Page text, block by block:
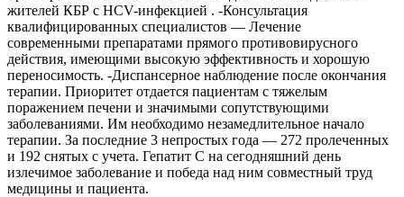
жителей КБР с НСV-инфекцией . -Консультация
квалифицированных специалистов — Лечение
современными препаратами прямого противовирусного
действия, имеющими высокую эффективность и хорошую
переносимость. -Диспансерное наблюдение после окончания
терапии. Приоритет отдается пациентам с тяжелым
поражением печени и значимыми сопутствующими
заболеваниями. Им необходимо незамедлительное начало
терапии. За последние 3 непростых года — 272 пролеченных
и 192 снятых с учета. Гепатит С на сегодняшний день
излечимое заболевание и победа над ним совместный труд
медицины и пациента.